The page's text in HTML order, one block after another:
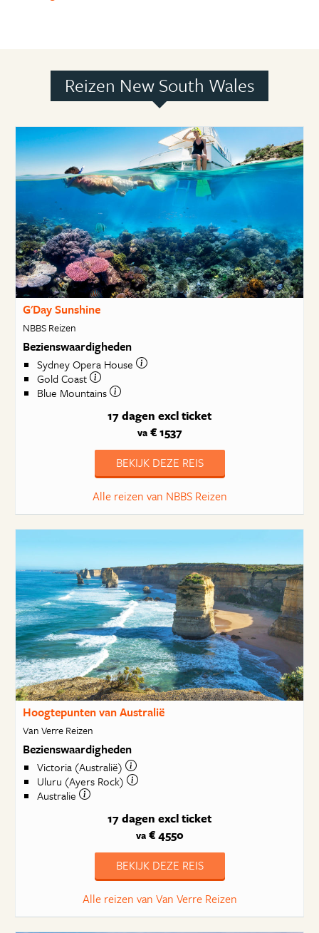
Reizen New South Wales
G'Day Sunshine
NBBS Reizen
Bezienswaardigheden
Sydney Opera House
Gold Coast
Blue Mountains
17 dagen excl ticket
va€ 1537
BEKIJK DEZE REIS
Alle reizen van NBBS Reizen
Hoogtepunten van Australië
Van Verre Reizen
Bezienswaardigheden
Victoria (Australië)
Uluru (Ayers Rock)
Australie
17 dagen excl ticket
va€ 4550
BEKIJK DEZE REIS
Alle reizen van Van Verre Reizen